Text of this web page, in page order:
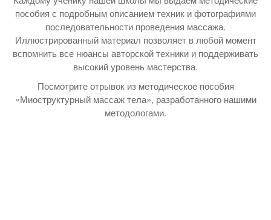
пособия с подробным описанием техник и фотографиями
последовательности проведения массажа.
Иллюстрированный материал позволяет в любой момент
вспомнить все нюансы авторской техники и поддерживать
высокий уровень мастерства.
Посмотрите отрывок из методическое пособия
«Миоструктурный массаж тела», разработанного нашими
методологами.